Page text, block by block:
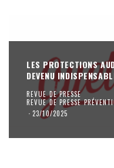
LES PROTECTIONS
DEVENU
REVUE DE PRESSE
REVUE DE PRESSE
· 23/10/2025